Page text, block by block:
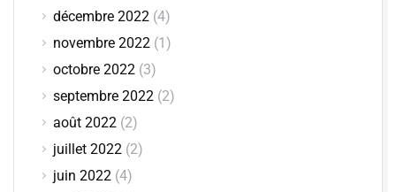
décembre 2022 (4)
novembre 2022 (1)
octobre 2022 (3)
septembre 2022 (2)
août 2022 (2)
juillet 2022 (2)
juin 2022 (4)